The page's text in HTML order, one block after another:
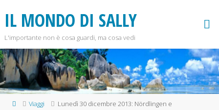
contenuto
IL MONDO DI SALLY
L'importante non è cosa guardi, ma cosa vedi
HomeViaggi
Lunedì 30 dicembre 2013: Nördlingen e